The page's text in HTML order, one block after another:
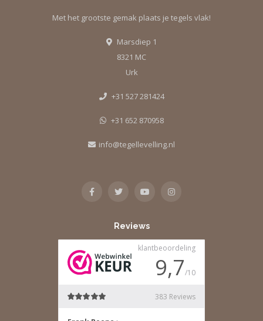
Met het grootste gemak plaats je tegels vlak!
Marsdiep 1
8321 MC
Urk
+31 527 281424
+31 652 870958
info@tegellevelling.nl
Reviews